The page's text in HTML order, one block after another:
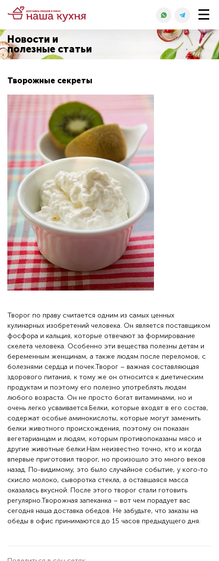
Новости и
полезные статьи
Творожные секреты
Творог по праву считается одним из самых ценных
кулинарных изобретений человека. Он является поставщиком
фосфора и кальция, которые отвечают за формирование
скелета человека. Особенно эти вещества полезны детям и
беременным женщинам, а также людям после переломов, с
болезнями сердца и почек.Творог – важная составляющая
здорового питания, к тому же он относится к диетическим
продуктам и поэтому его полезно употреблять людям
любого возраста. Он не просто богат витаминами, но и
очень легко усваивается.Белки, которые входят в его состав,
содержат особые аминокислоты, которые могут заменить
белки животного происхождения, поэтому он показан
вегетарианцам и людям, которым противопоказаны мясо и
другие животные белки.Нам неизвестно точно, кто и когда
впервые приготовил творог, но произошло это много веков
назад. По-видимому, это было случайное событие, у кого-то
скисло молоко, сыворотка стекла, а оставшаяся масса
оказалась вкусной. После этого творог стали готовить
регулярно.Творожная запеканка – вот чем порадует вас
сегодня наша доставка обедов. Не забудьте, что заказы на
обеды в офис принимаются до 15 часов предыдущего дня.